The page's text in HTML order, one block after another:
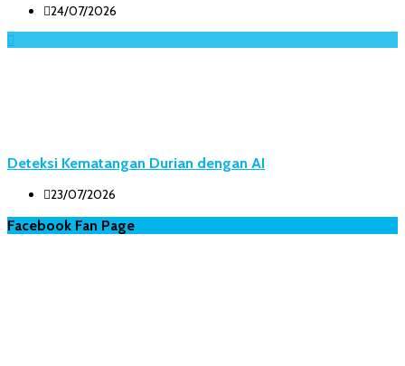
24/07/2026
Deteksi Kematangan Durian dengan AI
23/07/2026
Facebook Fan Page